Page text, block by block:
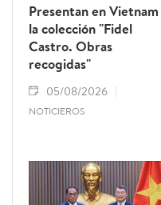
Presentan en Vietnam
la colección "Fidel
Castro. Obras
recogidas"
05/08/2026
NOTICIEROS